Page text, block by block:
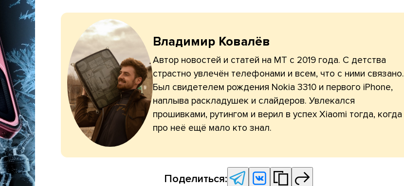
Владимир Ковалёв
Автор новостей и статей на МТ с 2019 года. С детства
страстно увлечён телефонами и всем, что с ними связано.
Был свидетелем рождения Nokia 3310 и первого iPhone,
наплыва раскладушек и слайдеров. Увлекался
прошивками, рутингом и верил в успех Xiaomi тогда, когда
про неё ещё мало кто знал.
Поделиться: